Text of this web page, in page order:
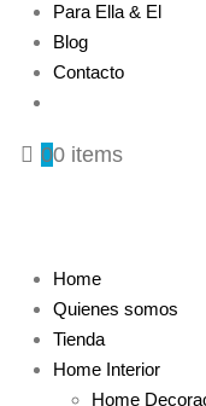
Para Ella & El
Blog
Contacto
00 items
Home
Quienes somos
Tienda
Home Interior
Home